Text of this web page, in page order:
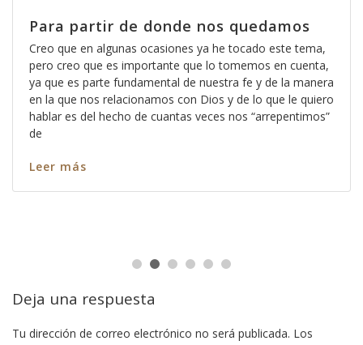
Para partir de donde nos quedamos
Creo que en algunas ocasiones ya he tocado este tema,
pero creo que es importante que lo tomemos en cuenta,
ya que es parte fundamental de nuestra fe y de la manera
en la que nos relacionamos con Dios y de lo que le quiero
hablar es del hecho de cuantas veces nos “arrepentimos”
de
Leer más
Deja una respuesta
Tu dirección de correo electrónico no será publicada. Los